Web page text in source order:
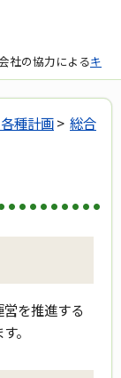
社の協力によるキ
種計画> 総合
を推進する
。